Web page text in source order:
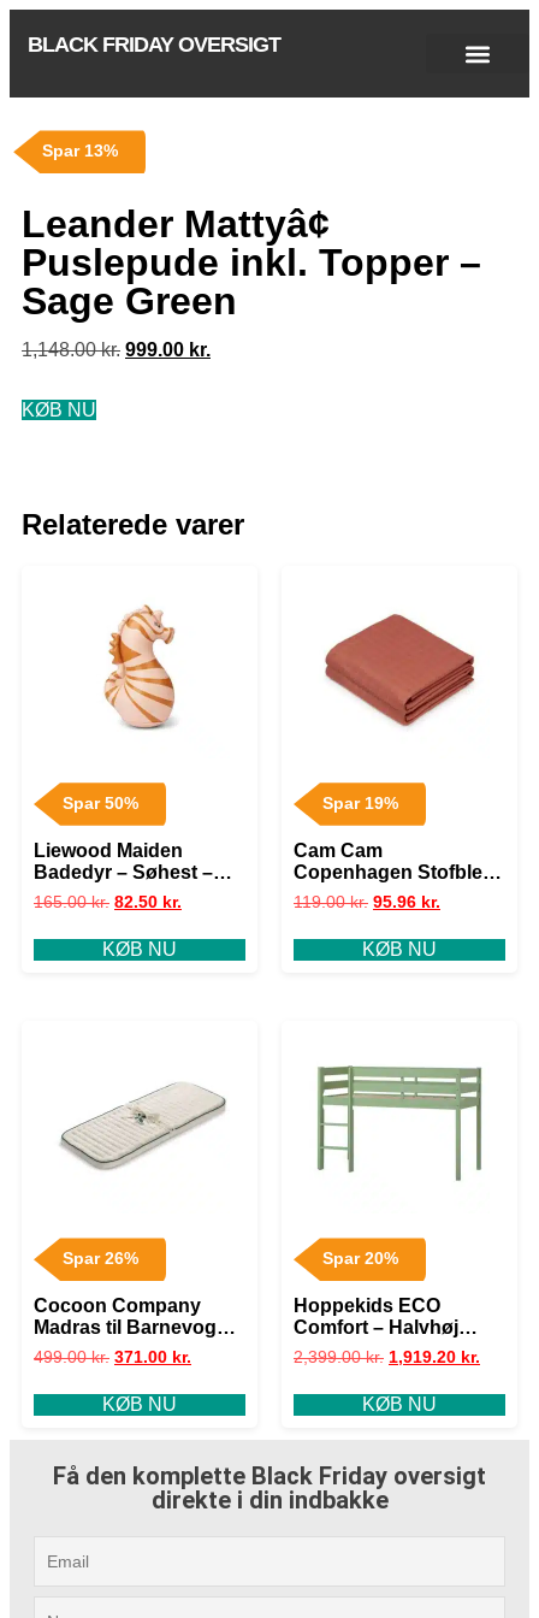
BLACK FRIDAY OVERSIGT
Spar 13%
Leander Mattyâ¢
Puslepude inkl. Topper –
Sage Green
1,148.00kr. 999.00 kr.
KØB NU
Relaterede varer
Spar 50%
Liewood Maiden
Badedyr – Søhest –
Mustard
165.00kr. 82.50 kr.
KØB NU
Spar 19%
Cam Cam
Copenhagen Stofble –
2-pak – GOTS – Sienna
119.00kr. 95.96 kr.
KØB NU
Spar 26%
Cocoon Company
Madras til Barnevogn –
Kapok – 37×96
499.00kr. 371.00 kr.
KØB NU
Spar 20%
Hoppekids ECO
Comfort – Halvhøj
Seng – Flere Størrelser
– Pale Green
2,399.00kr. 1,919.20 kr.
KØB NU
Få den komplette Black Friday oversigt
direkte i din indbakke